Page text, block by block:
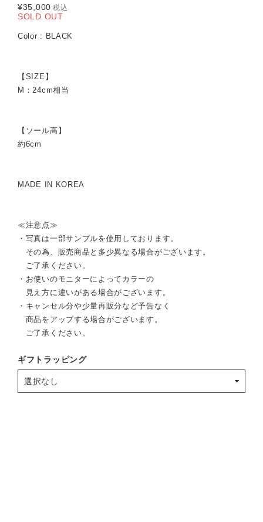
¥35,000 税込
SOLD OUT
Color : BLACK
【SIZE】
M：24cm相当
【ソール高】
約6cm
MADE IN KOREA
≪注意点≫
・写真は一部サンプルを使用しております。
その為、販売商品と多少異なる場合がございます。
ご了承ください。
・お使いのモニターによってカラーの
見え方に違いがある場合がございます。
・キャンセル分や少量再販分など予告なく
商品をアップする場合がございます。
ご了承ください。
ギフトラッピング